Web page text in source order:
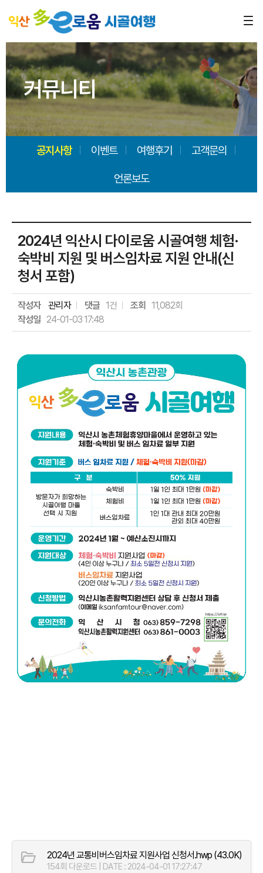
커뮤니티
공지사항 이벤트 여행후기 고객문의
언론보도
2024년 익산시 다이로움 시골여행 체험·
숙박비 지원 및 버스임차료 지원 안내(신
청서 포함)
작성자 관리자 댓글 1건 조회
11,082회
작성일 24-01-03 17:48
2024년 교통비버스임차료 지원사업 신청서.hwp (43.0K)
154회 다운로드 | DATE : 2024-04-01 17:27:47